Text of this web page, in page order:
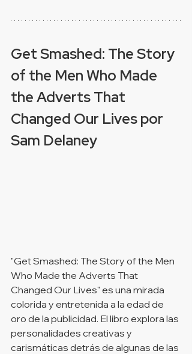
Get Smashed: The Story
of the Men Who Made
the Adverts That
Changed Our Lives por
Sam Delaney
"Get Smashed: The Story of the Men
Who Made the Adverts That
Changed Our Lives" es una mirada
colorida y entretenida a la edad de
oro de la publicidad. El libro explora las
personalidades creativas y
carismáticas detrás de algunas de las